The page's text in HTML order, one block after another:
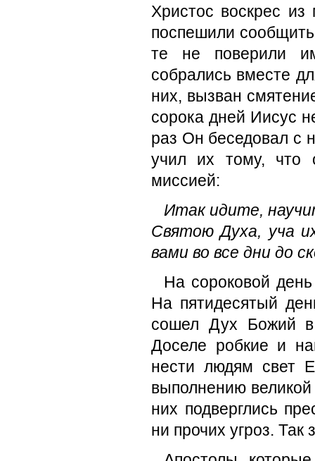
Христос воскрес
поспешили
те не поверили
собрались вмес­те
них, вызван
сорока дней Иисус
раз Он беседовал с
учил их тому, что
миссией:
Итак идите,
Святою Духа, уча
вами во все дни до
На сороковой
На пятидесятый
сошел Дух Божий
Доселе робкие и
нести людям свет
выполнению
них подверглись
ни прочих угроз. Так